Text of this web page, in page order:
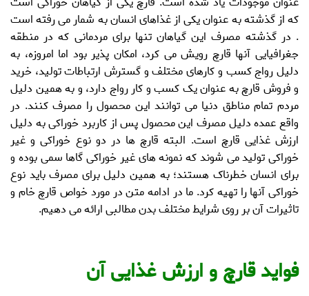
که از گذشته به عنوان یکی از غذاهای انسان به شمار می رفته است
. در گذشته مصرف این گیاهان تنها برای مردمانی که در منطقه
جغرافیایی آنها قارچ رویش می کرد، امکان پذیر بود اما امروزه، به
دلیل رواج کسب و کارهای مختلف و گسترش ارتباطات تولید، خرید
و فروش قارچ به عنوان یک کسب و کار رواج دارد، و به همین دلیل
مردم تمام مناطق دنیا می توانند این محصول را مصرف کنند. در
واقع عمده دلیل مصرف این محصول پس از کاربرد خوراکی به دلیل
ارزش غذایی قارچ است. البته قارچ ها در دو نوع خوراکی و غیر
خوراکی تولید می شوند که نمونه های غیر خوراکی گاها سمی بوده و
برای انسان خطرناک هستند؛ به همین دلیل برای مصرف باید نوع
خوراکی آنها را تهیه کرد. ما در ادامه متن در مورد خواص قارچ خام و
تاثیرات آن بر روی شرایط مختلف بدن مطالبی ارائه می دهیم.
فواید قارچ و ارزش غذایی آن